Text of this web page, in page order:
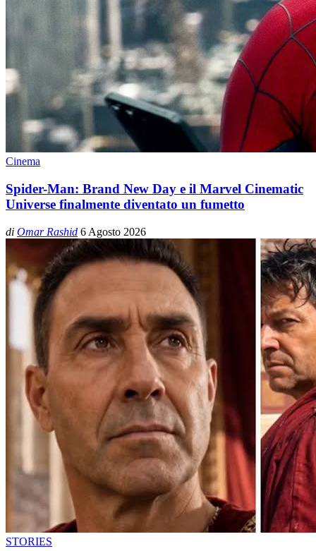
Cinema
Spider-Man: Brand New Day e il Marvel Cinematic
Universe finalmente diventato un fumetto
di Omar Rashid 6 Agosto 2026
STORIES